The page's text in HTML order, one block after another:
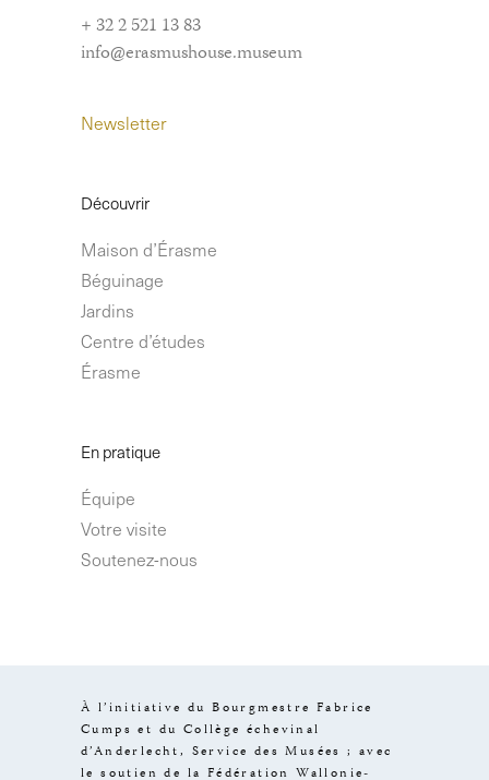
+ 32 2 521 13 83
info@erasmushouse.museum
Newsletter
Découvrir
Maison d’Érasme
Béguinage
Jardins
Centre d’études
Érasme
En pratique
Équipe
Votre visite
Soutenez-nous
À l’initiative du Bourgmestre Fabrice
Cumps et du Collège échevinal
d’Anderlecht, Service des Musées ; avec
le soutien de la Fédération Wallonie-